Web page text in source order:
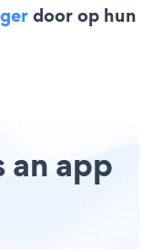
door op hun
an app